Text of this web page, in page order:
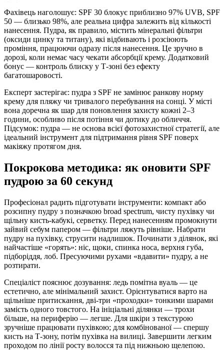
Фахівець наголошує: SPF 30 блокує приблизно 97% UVB, SPF
50 — близько 98%, але реальна цифра залежить від кількості
нанесення. Пудра, як правило, містить мінеральні фільтри
(оксиди цинку та титану), які відбивають і розсіюють
проміння, працюючи одразу після нанесення. Це зручно в
дорозі, коли немає часу чекати абсорбції крему. Додатковий
бонус — контроль блиску у Т-зоні без ефекту
багатошаровості.
Експерт застерігає: пудра з SPF не замінює ранкову норму
крему для пляжу чи тривалого перебування на сонці. У місті
вона доречна як шар для поновлення захисту кожні 2–3
години, особливо після потіння чи дотику до обличчя.
Підсумок: пудра — не основа всієї фотозахистної стратегії, але
ідеальний інструмент для підтримання рівня SPF поверх
макіяжу протягом дня.
Покрокова методика: як оновити SPF
пудрою за 60 секунд
Професіонал радить підготувати інструменти: компакт або
розсипну пудру з позначкою broad spectrum, чисту пухівку чи
щільну кисть-кабукі, серветку. Перед нанесенням промокнути
зайвий себум папером — фільтри ляжуть рівніше. Набрати
пудру на пухівку, струсити надлишок. Починати з ділянок, які
найчастіше «горять»: ніс, щоки, спинка носа, верхня губа,
підборіддя, лоб. Пресуючими рухами «вдавити» пудру, а не
розтирати.
Спеціаліст пояснює дозування: ледь помітна вуаль — це
естетично, але мінімальний захист. Орієнтуватися варто на
щільніше притискання, дві-три «проходки» тонкими шарами
замість одного товстого. На ініціальні ділянки — трохи
більше, на периферію — легше. Для шкіри з текстурою
зручніше працювати пухівкою; для комбінованої — спершу
кисть на Т-зону, потім пухівка на вилиці. Завершити легким
проходом по лінії росту волосся та під нижньою щелепою.